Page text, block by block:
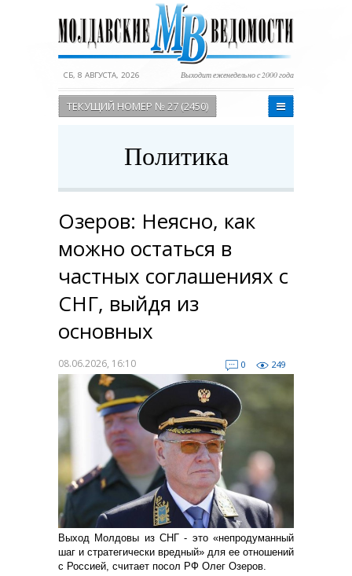
СБ, 8 АВГУСТА, 2026 Выходит еженедельно с 2000 года
ТЕКУЩИЙ НОМЕР № 27 (2450)
Политика
Озеров: Неясно, как
можно остаться в
частных соглашениях с
СНГ, выйдя из
основных
08.06.2026, 16:10 0 249
Выход Молдовы из СНГ - это «непродуманный
шаг и стратегически вредный» для ее отношений
с Россией, считает посол РФ Олег Озеров.